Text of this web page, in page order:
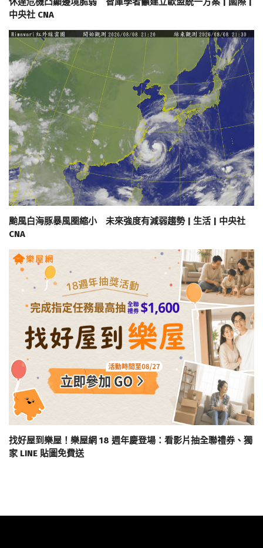
中央社 CNA
颱風白海豚暴風圈縮小 未來強度有減弱趨勢 | 生活 | 中央社
CNA
找好屋到樂屋！樂屋網 18 週年慶登場：看影片抽全聯禮券、獨
家 LINE 貼圖免費送